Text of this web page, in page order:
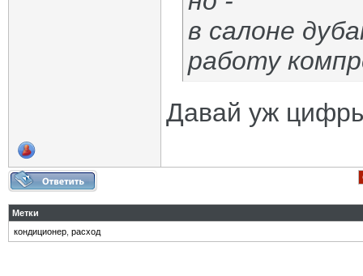
в салоне
работу
Давай уж
Метки
кондиционер расход